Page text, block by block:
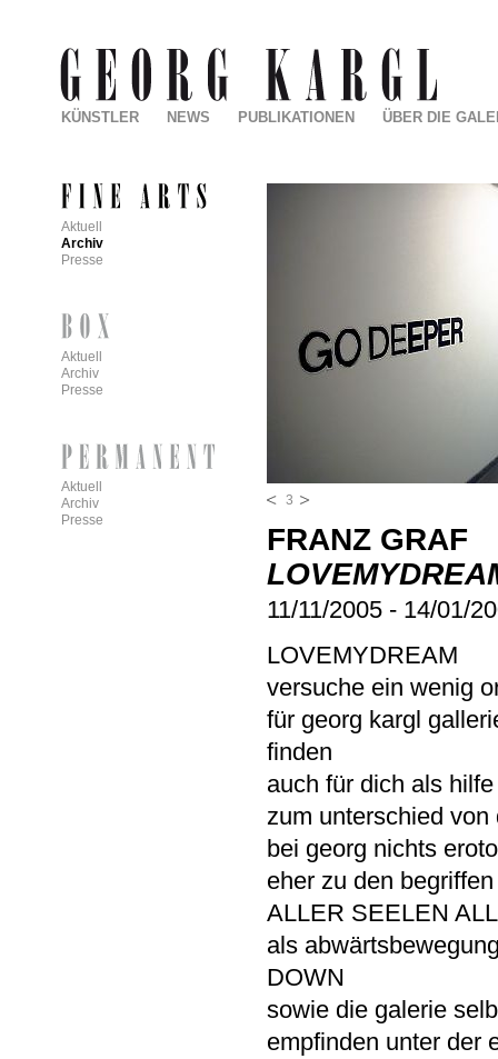
3
FRANZ GRAF
11/11/2005 - 14/01/
LOVEMYDREAM
versuche ein wenig
für georg kargl
finden
auch für dich als
zum unterschied
bei georg nichts
eher zu den begriffen
ALLER SEELEN
als
DOWN
sowie die galerie
empfinden unter der
KÜNSTLER NEWS PUBLIKATIONEN ÜBER DIE
Aktuell
Archiv
Presse
Aktuell
Archiv
Presse
Aktuell
Archiv
Presse